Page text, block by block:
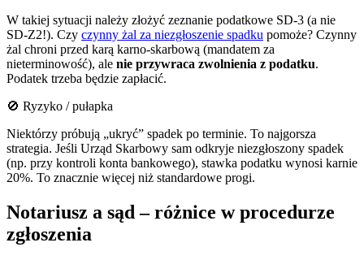
W takiej sytuacji należy złożyć zeznanie podatkowe SD-3 (a nie
SD-Z2!). Czy czynny żal za niezgłoszenie spadku pomoże? Czynny
żal chroni przed karą karno-skarbową (mandatem za
nieterminowość), ale nie przywraca zwolnienia z podatku.
Podatek trzeba będzie zapłacić.
🚫 Ryzyko / pułapka
Niektórzy próbują „ukryć” spadek po terminie. To najgorsza
strategia. Jeśli Urząd Skarbowy sam odkryje niezgłoszony spadek
(np. przy kontroli konta bankowego), stawka podatku wynosi karnie
20%. To znacznie więcej niż standardowe progi.
Notariusz a sąd – różnice w procedurze
zgłoszenia